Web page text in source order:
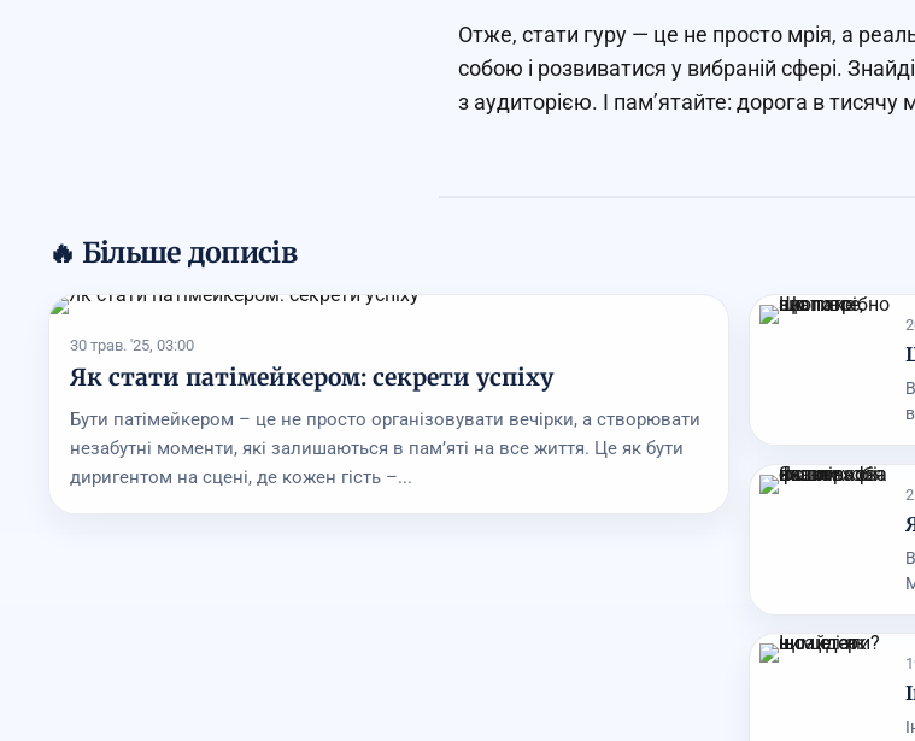
Отже, стати гуру — це не просто мрія, а
собою і розвиватися у вибраній сфері.
з аудиторією. І пам’ятайте: дорога в
🔥 Більше дописів
30 трав. '25, 03:00
Як стати патімейкером: секрети успіху
Бути патімейкером – це не просто організовувати вечірки, а створювати
незабутні моменти, які залишаються в пам’яті на все життя. Це як бути
диригентом на сцені, де кожен гість –...